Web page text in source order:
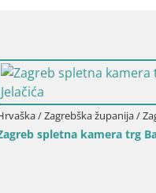
Hrvaška / Zagrebška
Kamera v živo